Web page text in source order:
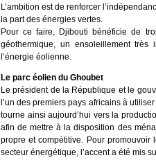
L’ambition est de renforcer
la part des énergies vertes.
Pour ce faire, Djibouti bénéficie de
géothermique, un ensoleillement très
l’énergie éolienne.
Le parc éolien du Ghoubet
Le président de la République et le
l’un des premiers pays africains à
tourne ainsi aujourd’hui vers la
afin de mettre à la disposition des
propre et compétitive. Pour promouvoir
secteur énergétique, l’accent a été mis